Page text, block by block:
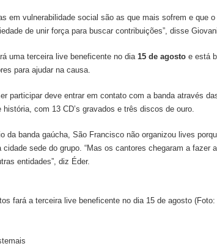
em vulnerabilidade social são as que mais sofrem e que
de unir força para buscar contribuições”, disse
uma terceira live beneficente no dia 15 de agostoe está
para ajudar na causa.
participar deve entrar em contato com a banda através
história, com 13 CD’s gravados e três discos de ouro.
da banda gaúcha, São Francisco não organizou lives
cidade sede do grupo. “Mas os cantores chegaram a fazer
entidades”, diz Éder.
fará a terceira live beneficente no dia 15 de agosto (Foto: